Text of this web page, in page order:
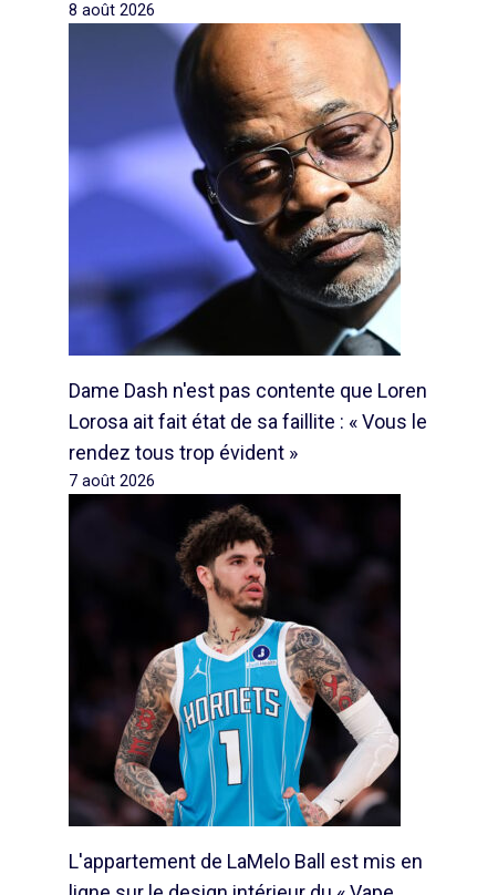
8 août 2026
Dame Dash n'est pas contente que Loren
Lorosa ait fait état de sa faillite : « Vous le
rendez tous trop évident »
7 août 2026
L'appartement de LaMelo Ball est mis en